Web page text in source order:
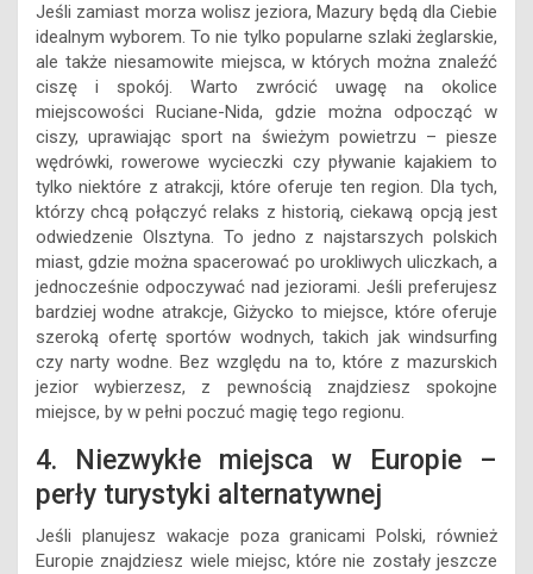
Jeśli zamiast morza wolisz jeziora, Mazury będą dla Ciebie
idealnym wyborem. To nie tylko popularne szlaki żeglarskie,
ale także niesamowite miejsca, w których można znaleźć
ciszę i spokój. Warto zwrócić uwagę na okolice
miejscowości Ruciane-Nida, gdzie można odpocząć w
ciszy, uprawiając sport na świeżym powietrzu – piesze
wędrówki, rowerowe wycieczki czy pływanie kajakiem to
tylko niektóre z atrakcji, które oferuje ten region. Dla tych,
którzy chcą połączyć relaks z historią, ciekawą opcją jest
odwiedzenie Olsztyna. To jedno z najstarszych polskich
miast, gdzie można spacerować po urokliwych uliczkach, a
jednocześnie odpoczywać nad jeziorami. Jeśli preferujesz
bardziej wodne atrakcje, Giżycko to miejsce, które oferuje
szeroką ofertę sportów wodnych, takich jak windsurfing
czy narty wodne. Bez względu na to, które z mazurskich
jezior wybierzesz, z pewnością znajdziesz spokojne
miejsce, by w pełni poczuć magię tego regionu.
4. Niezwykłe miejsca w Europie –
perły turystyki alternatywnej
Jeśli planujesz wakacje poza granicami Polski, również
Europie znajdziesz wiele miejsc, które nie zostały jeszcze